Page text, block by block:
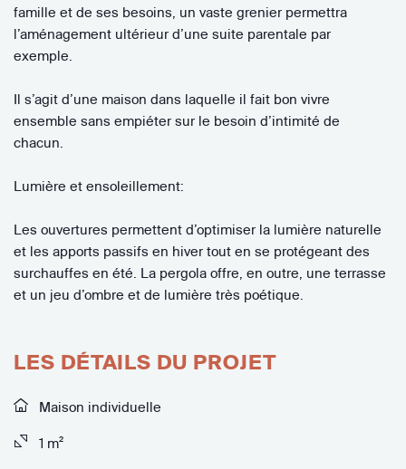
famille et de ses besoins, un vaste grenier permettra
l’aménagement ultérieur d’une suite parentale par
exemple.
Il s’agit d’une maison dans laquelle il fait bon vivre
ensemble sans empiéter sur le besoin d’intimité de
chacun.
Lumière et ensoleillement:
Les ouvertures permettent d’optimiser la lumière naturelle
et les apports passifs en hiver tout en se protégeant des
surchauffes en été. La pergola offre, en outre, une terrasse
et un jeu d’ombre et de lumière très poétique.
LES DÉTAILS DU PROJET
Maison individuelle
1 m²